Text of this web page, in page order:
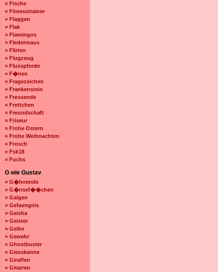
» Fische
» Fitnesstrainer
» Flaggen
» Flak
» Flamingos
» Fledermaus
» Flirten
» Flugzeug
» Flusspferde
» F�nen
» Fragezeichen
» Frankenstein
» Fressende
» Frettchen
» Freundschaft
» Friseur
» Frohe Ostern
» Frohe Weihnachten
» Frosch
» Fsk18
» Fuchs
G wie Gustav
» G�hnende
» G�nsef��chen
» Galgen
» Gefaengnis
» Geisha
» Geister
» Gelbe
» Gewehr
» Ghostbuster
» Giesskanne
» Giraffen
» Gitarren